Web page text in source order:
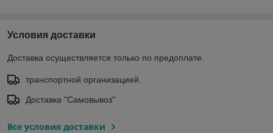
Условия доставки
Доставка осуществляется только по предоплате.
транспортной организацией.
Доставка "Самовывоз"
Все условия доставки